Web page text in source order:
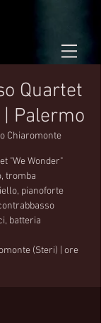
Quartet
| Palermo
Chiaromonte
"We Wonder"
tromba
pianoforte
batteria
(Steri) | ore